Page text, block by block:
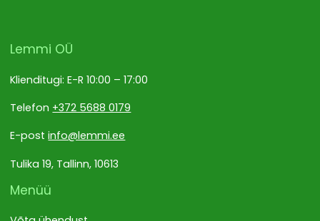
Lemmi OÜ
Klienditugi: E-R 10:00 – 17:00
Telefon +372 5688 0179
E-postinfo@lemmi.ee
Tulika 19, Tallinn, 10613
Menüü